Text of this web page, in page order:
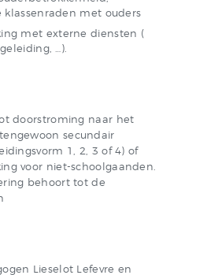
klassenraden met ouders
met externe diensten (
…).
doorstroming naar het
secundair
1, 2, 3 of 4) of
voor niet-schoolgaanden.
behoort tot de
Lieselot Lefevre en